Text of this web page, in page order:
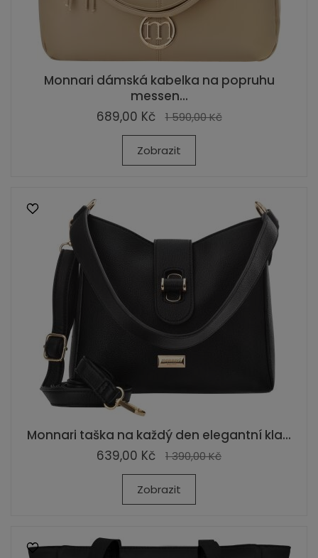
Monnari dámská kabelka na popruhu
messen...
689,00 Kč
1 590,00 Kč
Zobrazit
Monnari taška na každý den elegantní kla...
639,00 Kč
1 390,00 Kč
Zobrazit